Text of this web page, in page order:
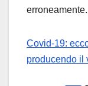
erroneamente.
Covid-19:
producendo il